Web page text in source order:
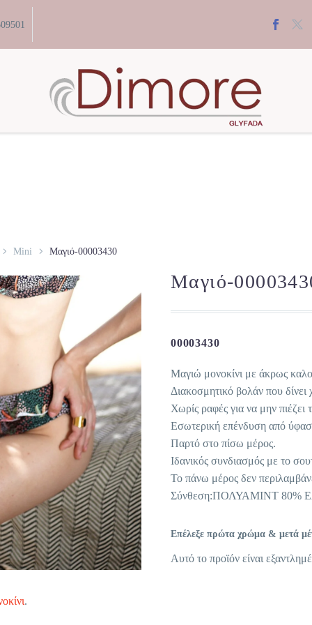
Mini Μαγιό-00003430
.
Μαγιό-
00003430
Μαγιώ μονοκίνι με άκρως
Διακοσμητικό βολάν που δίνει
Χωρίς ραφές για να μην
Εσωτερική επένδυση από
Παρτό στο πίσω μέρος.
Ιδανικός συνδιασμός με το
Το πάνω μέρος δεν
Σύνθεση:ΠΟΛΥΑΜΙΝΤ 80%
Επέλεξε πρώτα χρώμα & μετά
Αυτό το προϊόν είναι